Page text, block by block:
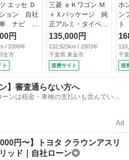
エッセ Ｄ
ョン 自社
ナビ Ｅ
ホイー
和９年１
アロッ
レベライ
9.1）
円
/ 2009年
生市
ト
三菱 ｅＫワゴン Ｍ
＋Ｘパッケージ 純
正アルミ・タイベル
交換済み・純正キー
レス （車検整備
付）
135,000円
132,923km / 2003年
千葉県 東金市
提携サイト
ホ
ン
ト
ク
前
付
千
提
】審査通らない方へ
ーンは税金・車検の支払いも含んでいる
Ad
円〜】トヨタ クラウンアスリ
ッド｜自社ローン◎